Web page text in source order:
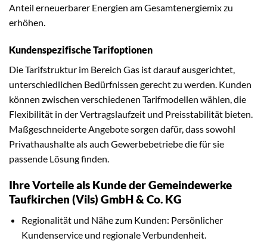
Anteil erneuerbarer Energien am Gesamtenergiemix zu
erhöhen.
Kundenspezifische Tarifoptionen
Die Tarifstruktur im Bereich Gas ist darauf ausgerichtet,
unterschiedlichen Bedürfnissen gerecht zu werden. Kunden
können zwischen verschiedenen Tarifmodellen wählen, die
Flexibilität in der Vertragslaufzeit und Preisstabilität bieten.
Maßgeschneiderte Angebote sorgen dafür, dass sowohl
Privathaushalte als auch Gewerbebetriebe die für sie
passende Lösung finden.
Ihre Vorteile als Kunde der Gemeindewerke
Taufkirchen (Vils) GmbH & Co. KG
Regionalität und Nähe zum Kunden: Persönlicher
Kundenservice und regionale Verbundenheit.